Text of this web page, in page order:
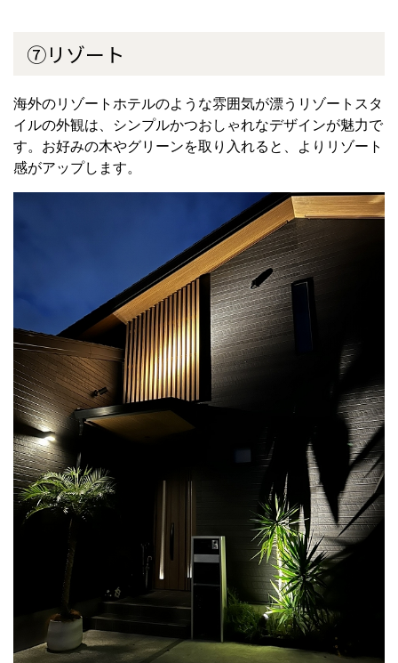
⑦リゾート
海外のリゾートホテルのような雰囲気が漂うリゾートスタ
イルの外観は、シンプルかつおしゃれなデザインが魅力で
す。お好みの木やグリーンを取り入れると、よりリゾート
感がアップします。